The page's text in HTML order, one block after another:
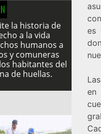
la historia de
a la vida
humanos a
y comuneras
habitantes del
de huellas.
es
en